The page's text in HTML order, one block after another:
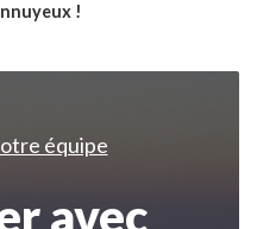
!
équipe
avec